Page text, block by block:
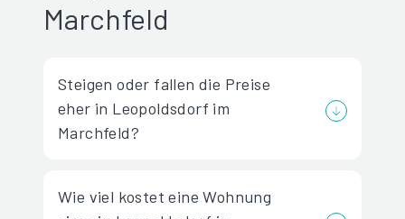
Marchfeld
Steigen oder fallen die Preise
eher in Leopoldsdorf im
Marchfeld?
Wie viel kostet eine Wohnung